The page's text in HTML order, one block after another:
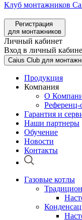
Клуб монтажников
Регистрация
для монтажников
Личный кабинет
Вход в личный
Caius Club для
Продукция
Компания
О
Референц-
Гарантия и
Наши партнеры
Обучение
Новости
Контакты
Газовые котлы